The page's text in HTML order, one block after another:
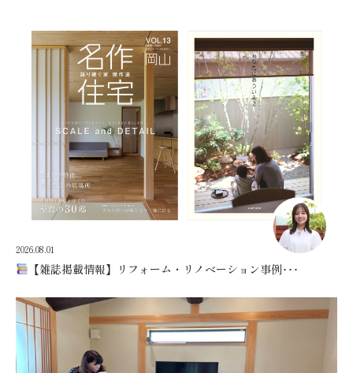
2026.08.01
【雑誌掲載情報】リフォーム・リノベーション事例･･･